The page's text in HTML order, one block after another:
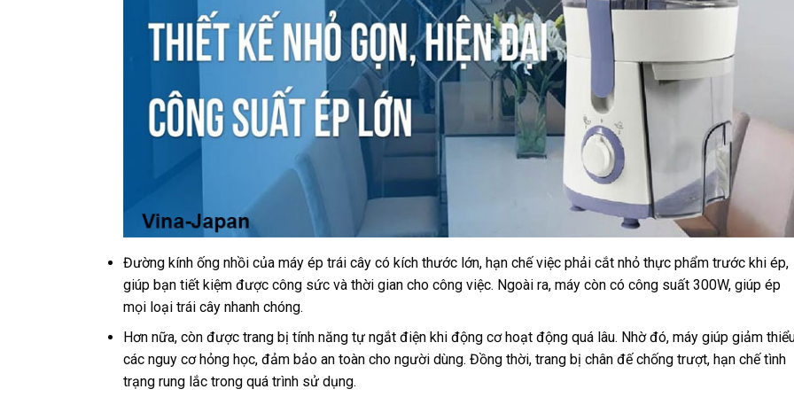
Đường kính ống nhồi của máy ép trái cây có kích thước lớn, hạn chế việc phải cắt nhỏ thực phẩm trước khi ép,
giúp bạn tiết kiệm được công sức và thời gian cho công việc. Ngoài ra, máy còn có công suất 300W, giúp ép
mọi loại trái cây nhanh chóng.
Hơn nữa, còn được trang bị tính năng tự ngắt điện khi động cơ hoạt động quá lâu. Nhờ đó, máy giúp giảm
các nguy cơ hỏng học, đảm bảo an toàn cho người dùng. Đồng thời, trang bị chân đế chống trượt, hạn chế tình
trạng rung lắc trong quá trình sử dụng.